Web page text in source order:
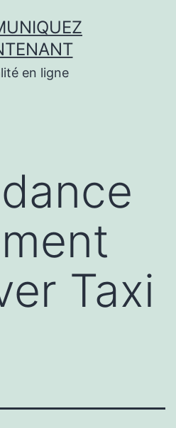
en ligne
Taxi